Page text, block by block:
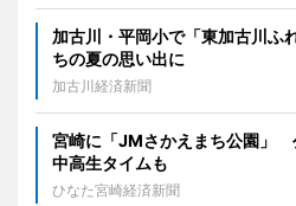
加古川・平岡小で「東加古川
ちの夏の思い出に
加古川経済新聞
宮崎に「JMさかえまち公園」
中高生タイムも
ひなた宮崎経済新聞